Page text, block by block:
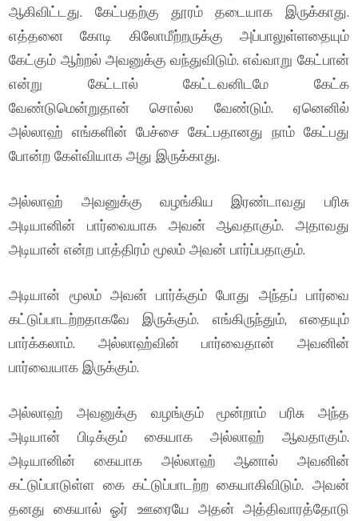
ஆகிவிட்டது. கேட்பதற்கு தூரம் தடையாக இருக்காது.
எத்தனை கோடி கிலோமீற்றருக்கு அப்பாலுள்ளதையும்
கேட்கும் ஆற்றல் அவனுக்கு வந்துவிடும். எவ்வாறு கேட்பான்
என்று கேட்டால் கேட்டவனிடமே கேட்க
வேண்டுமென்றுதான் சொல்ல வேண்டும். ஏனெனில்
அல்லாஹ் எங்களின் பேச்சை கேட்பதானது நாம் கேட்பது
போன்ற கேள்வியாக அது இருக்காது.
அல்லாஹ் அவனுக்கு வழங்கிய இரண்டாவது பரிசு
அடியானின் பார்வையாக அவன் ஆவதாகும். அதாவது
அடியான் என்ற பாத்திரம் மூலம் அவன் பார்ப்பதாகும்.
அடியான் மூலம் அவன் பார்க்கும் போது அந்தப் பார்வை
கட்டுப்பாடற்றதாகவே இருக்கும். எங்கிருந்தும், எதையும்
பார்க்கலாம். அல்லாஹ்வின் பார்வைதான் அவனின்
பார்வையாக இருக்கும்.
அல்லாஹ் அவனுக்கு வழங்கும் மூன்றாம் பரிசு அந்த
அடியான் பிடிக்கும் கையாக அல்லாஹ் ஆவதாகும்.
அடியானின் கையாக அல்லாஹ் ஆனால் அவனின்
கட்டுப்பாடுள்ள கை கட்டுப்பாடற்ற கையாகிவிடும். அவன்
தனது கையால் ஓர் ஊரையே அதன் அத்திவாரத்தோடு